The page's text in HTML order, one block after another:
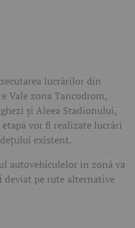
lucrărilor din
Vale zona Tancodrom,
și Aleea Stadionului,
vor fi realizate lucrări
existent.
autovehiculelor în zonă va
pe rute alternative